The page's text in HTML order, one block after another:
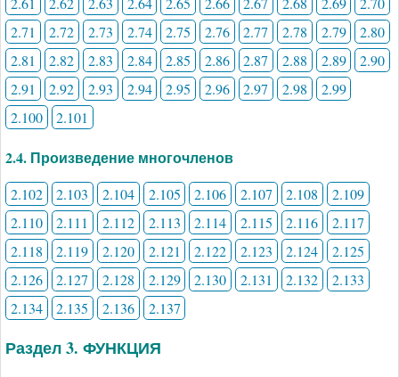
2.71
2.72 2.73 2.74 2.75 2.76 2.77 2.78 2.79
2.80
2.81
2.82 2.83 2.84 2.85 2.86 2.87 2.88 2.89
2.90
2.91
2.92 2.93 2.94 2.95 2.96 2.97 2.98
2.99
2.100
2.101
2.4. Произведение многочленов
2.102 2.103 2.104 2.105 2.106 2.107 2.108
2.109
2.110
2.111 2.112 2.113 2.114 2.115 2.116
2.117
2.118
2.119 2.120 2.121 2.122 2.123 2.124
2.125
2.126
2.127 2.128 2.129 2.130 2.131 2.132
2.133
2.134
2.135 2.136 2.137
Раздел 3. ФУНКЦИЯ